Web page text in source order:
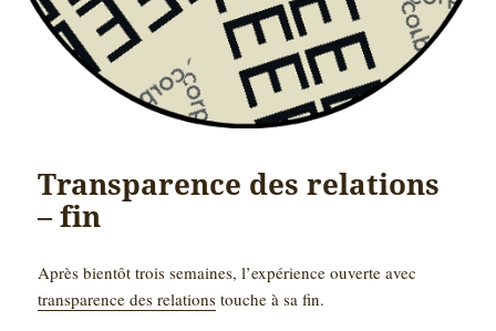
Transparence des relations
– fin
Après bientôt trois semaines, l’expérience ouverte avec
transparence des relations touche à sa fin.